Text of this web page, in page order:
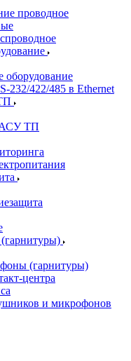
проводное
232/422/485 в Ethernet
АСУ ТП
(гарнитуры)
центра
и микрофонов